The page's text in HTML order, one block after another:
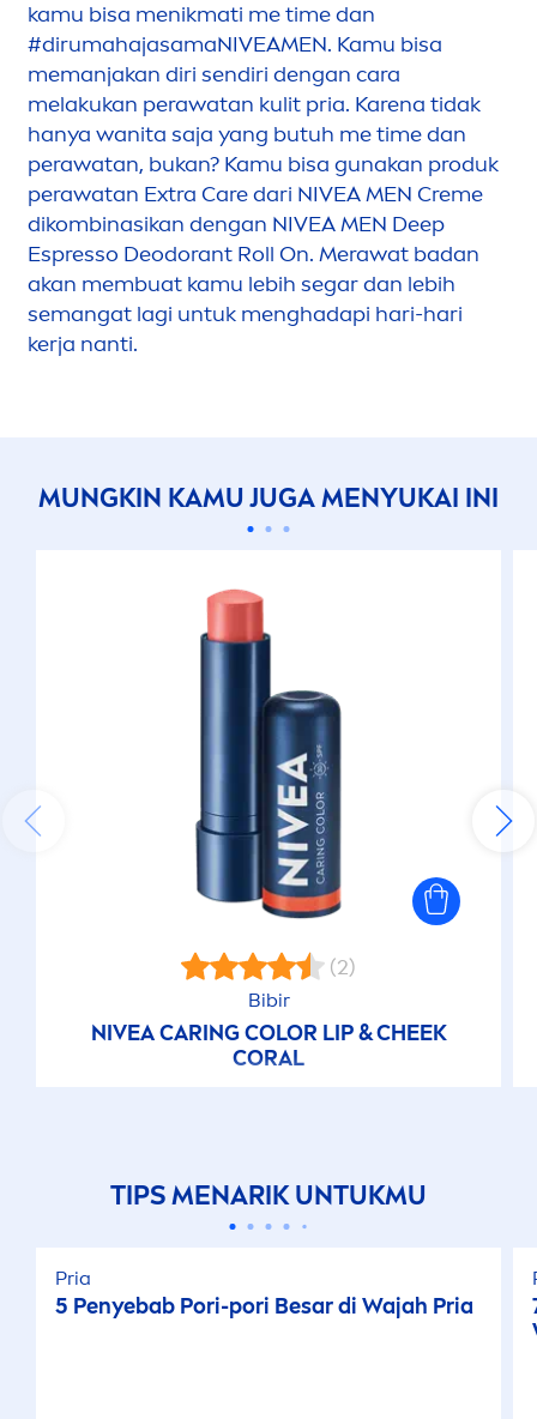
kamu bisa menikmati me time dan
#dirumahajasamaNIVEAMEN. Kamu bisa
memanjakan diri sendiri dengan cara
melakukan perawatan kulit pria. Karena tidak
hanya wanita saja yang butuh me time dan
perawatan, bukan? Kamu bisa gunakan produk
perawatan Extra Caredari NIVEAMEN Creme
dikombinasikan dengan NIVEAMEN Deep
Espresso Deodorant Roll On. Merawat badan
akan membuat kamu lebih segar dan lebih
semangat lagi untuk menghadapi hari-hari
kerja nanti.
MUNGKIN KAMU JUGAMENYUKAI INI
(2)
Bibir
NIVEACARINGCOLOR LIP& CHEEK
CORAL
TIPSMENARIK UNTUKMU
Pria
5 Penyebab Pori-pori Besar di Wajah Pria